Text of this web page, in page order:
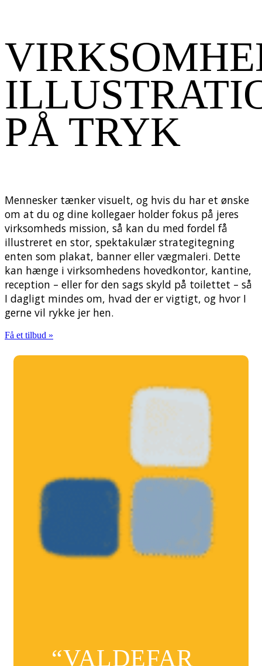
PÅ TRYK
Mennesker tænker visuelt, og hvis du har et ønske
om at du og dine kollegaer holder fokus på jeres
virksomheds mission, så kan du med fordel få
illustreret en stor, spektakulær strategitegning
enten som plakat, banner eller vægmaleri. Dette
kan hænge i virksomhedens hovedkontor, kantine,
reception – eller for den sags skyld på toilettet – så
I dagligt mindes om, hvad der er vigtigt, og hvor I
gerne vil rykke jer hen.
Få et tilbud »
“VALDEFAR